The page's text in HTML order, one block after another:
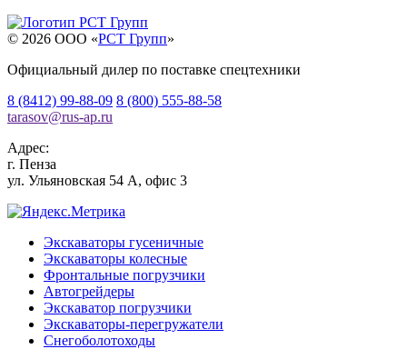
© 2026 OOO «РСТ Групп»
Официальный дилер по поставке спецтехники
8 (8412) 99-88-09 8 (800) 555-88-58
tarasov@rus-ap.ru
Адрес:
г. Пенза
ул. Ульяновская 54 А, офис 3
Экскаваторы гусеничные
Экскаваторы колесные
Фронтальные погрузчики
Автогрейдеры
Экскаватор погрузчики
Экскаваторы-перегружатели
Снегоболотоходы